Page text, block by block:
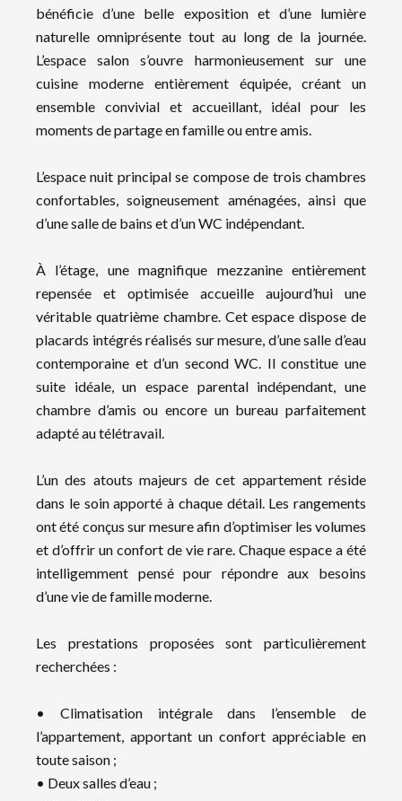
bénéficie d’une belle exposition et d’une lumière
naturelle omniprésente tout au long de la journée.
L’espace salon s’ouvre harmonieusement sur une
cuisine moderne entièrement équipée, créant un
ensemble convivial et accueillant, idéal pour les
moments de partage en famille ou entre amis.
L’espace nuit principal se compose de trois chambres
confortables, soigneusement aménagées, ainsi que
d’une salle de bains et d’un WC indépendant.
À l’étage, une magnifique mezzanine entièrement
repensée et optimisée accueille aujourd’hui une
véritable quatrième chambre. Cet espace dispose de
placards intégrés réalisés sur mesure, d’une salle d’eau
contemporaine et d’un second WC. Il constitue une
suite idéale, un espace parental indépendant, une
chambre d’amis ou encore un bureau parfaitement
adapté au télétravail.
L’un des atouts majeurs de cet appartement réside
dans le soin apporté à chaque détail. Les rangements
ont été conçus sur mesure afin d’optimiser les volumes
et d’offrir un confort de vie rare. Chaque espace a été
intelligemment pensé pour répondre aux besoins
d’une vie de famille moderne.
Les prestations proposées sont particulièrement
recherchées :
• Climatisation intégrale dans l’ensemble de
l’appartement, apportant un confort appréciable en
toute saison ;
• Deux salles d’eau ;